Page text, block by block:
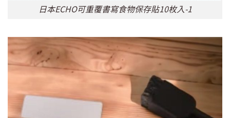
日本ECHO可重覆書寫食物保存貼10枚入-1